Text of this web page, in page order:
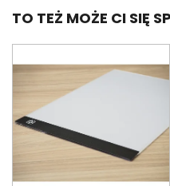
TO TEŻ MOŻE CI SIĘ